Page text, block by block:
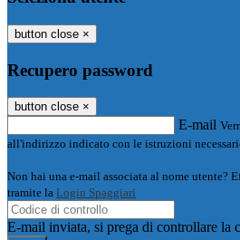
button close ×
Recupero password
button close ×
E-mail
all'indirizzo indicato con le istruzioni
Non hai una e-mail associata al nome utente?
tramite la Login Spaggiari
E-mail inviata, si prega di controllare la